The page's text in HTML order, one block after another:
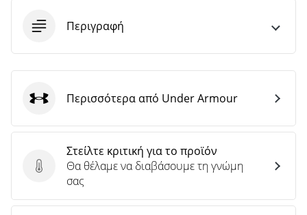
Περιγραφή
Στείλτε κριτική για το προϊόν
Στείλτε κριτική για το προϊόν
Θα θέλαμε να διαβάσουμε τη γνώμη
σας
Under Armour
Περισσότερα από Under Armour